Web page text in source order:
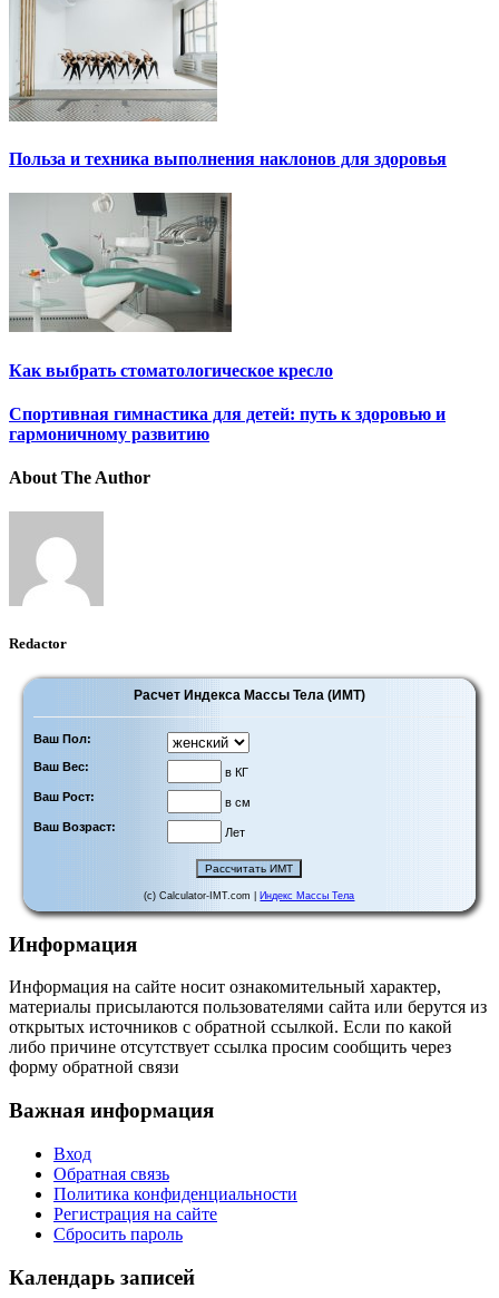
Польза и техника выполнения наклонов для здоровья
Как выбрать стоматологическое кресло
Спортивная гимнастика для детей: путь к здоровью и
гармоничному развитию
About The Author
Redactor
Расчет Индекса Массы Тела (ИМТ)
Ваш Пол:
Ваш Вес:
в КГ
Ваш Рост:
в см
Ваш Возраст:
Лет
(c) Calculator-IMT.com | Индекс Массы Тела
Информация
Информация на сайте носит ознакомительный характер,
материалы присылаются пользователями сайта или берутся из
открытых источников с обратной ссылкой. Если по какой
либо причине отсутствует ссылка просим сообщить через
форму обратной связи
Важная информация
Вход
Обратная связь
Политика конфиденциальности
Регистрация на сайте
Сбросить пароль
Календарь записей